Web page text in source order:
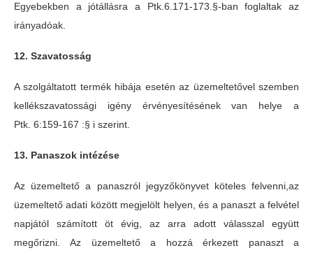
Egyebekben a jótállásra a Ptk.6.171-173.§-ban foglaltak az
irányadóak.
12. Szavatosság
A szolgáltatott termék hibája esetén az üzemeltetővel szemben
kellékszavatossági igény érvényesítésének van helye a
Ptk. 6:159-167 :§ i szerint.
13. Panaszok intézése
Az üzemeltető a panaszról jegyzőkönyvet köteles felvenni,az
üzemeltető adati között megjelölt helyen, és a panaszt a felvétel
napjától számított öt évig, az arra adott válasszal együtt
megőrizni. Az üzemeltető a hozzá érkezett panaszt a